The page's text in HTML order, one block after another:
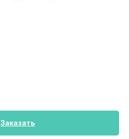
Заказать